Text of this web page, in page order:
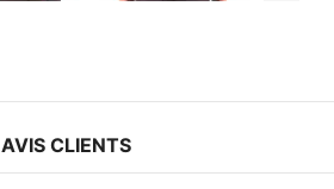
AVIS CLIENTS